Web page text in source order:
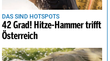
DAS SIND HOTSPOTS
42 Grad! Hitze-Hammer trifft
Österreich